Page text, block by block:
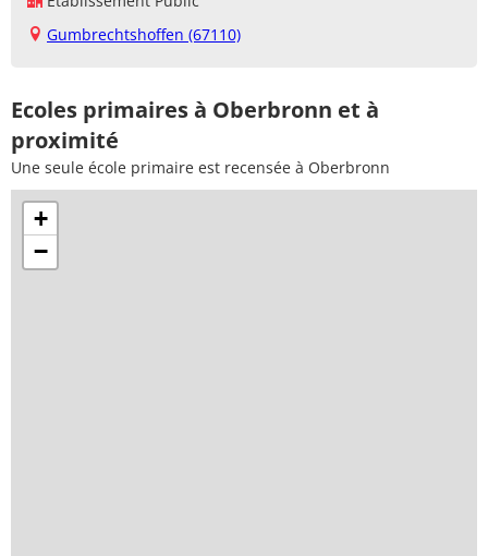
Gumbrechtshoffen (67110)
Ecoles primaires à Oberbronn et à
proximité
Une seule école primaire est recensée à Oberbronn
+
−